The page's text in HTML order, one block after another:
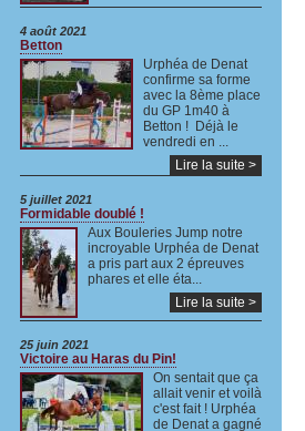
4 août 2021
Betton
Urphéa de Denat
confirme sa forme
avec la 8ème place
du GP 1m40 à
Betton ! Déjà le
vendredi en ...
Lire la suite >
5 juillet 2021
Formidable doublé !
Aux Bouleries Jump notre
incroyable Urphéa de Denat
a pris part aux 2 épreuves
phares et elle éta...
Lire la suite >
25 juin 2021
Victoire au Haras du Pin!
On sentait que ça
allait venir et voilà
c'est fait ! Urphéa
de Denat a gagné